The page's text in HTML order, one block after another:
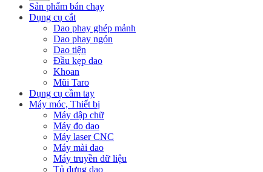
Sản phẩm bán chạy
Dụng cụ cắt
Dao phay ghép mảnh
Dao phay ngón
Dao tiện
Đầu kẹp dao
Khoan
Mũi Taro
Dụng cụ cầm tay
Máy móc, Thiết bị
Máy dập chữ
Máy đo dao
Máy laser CNC
Máy mài dao
Máy truyền dữ liệu
Tủ đựng dao